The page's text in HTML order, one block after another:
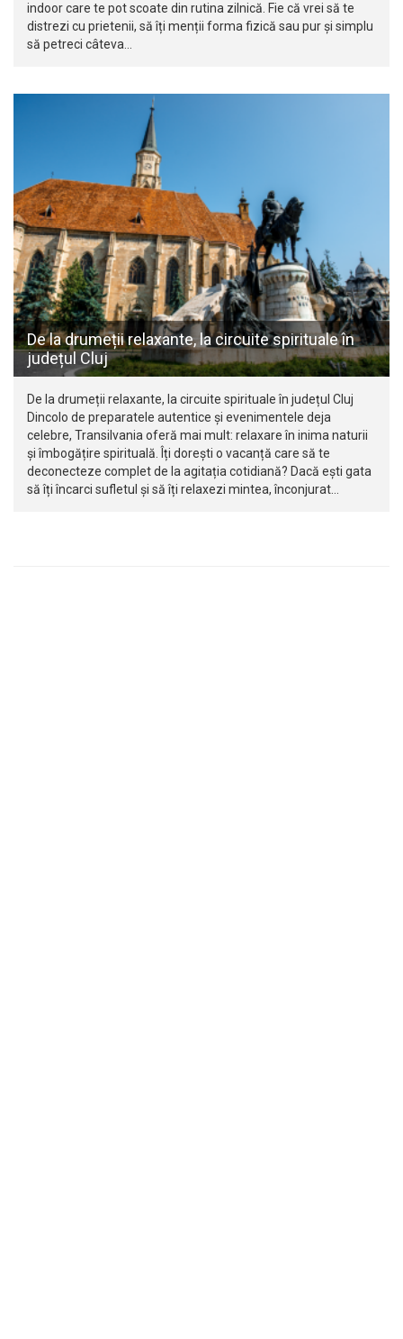
indoor care te pot scoate din rutina zilnică. Fie că vrei să te
distrezi cu prietenii, să îți menții forma fizică sau pur și simplu
să petreci câteva…
De la drumeții relaxante, la circuite spirituale în
județul Cluj
De la drumeții relaxante, la circuite spirituale în județul Cluj
Dincolo de preparatele autentice și evenimentele deja
celebre, Transilvania oferă mai mult: relaxare în inima naturii
și îmbogățire spirituală. Îți dorești o vacanță care să te
deconecteze complet de la agitația cotidiană? Dacă ești gata
să îți încarci sufletul și să îți relaxezi mintea, înconjurat…